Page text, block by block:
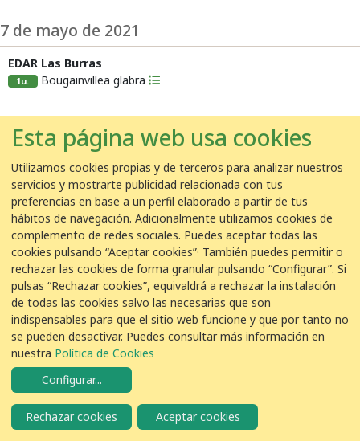
7 de mayo de 2021
EDAR Las Burras
1u. Bougainvillea glabra
© VEOLIA Avíso legal Política de Privacidad Política de Cookies
Esta página web usa cookies
Utilizamos cookies propias y de terceros para analizar nuestros
servicios y mostrarte publicidad relacionada con tus
preferencias en base a un perfil elaborado a partir de tus
hábitos de navegación. Adicionalmente utilizamos cookies de
complemento de redes sociales. Puedes aceptar todas las
cookies pulsando “Aceptar cookies”· También puedes permitir o
rechazar las cookies de forma granular pulsando “Configurar”. Si
pulsas “Rechazar cookies”, equivaldrá a rechazar la instalación
de todas las cookies salvo las necesarias que son
indispensables para que el sitio web funcione y que por tanto no
se pueden desactivar. Puedes consultar más información en
nuestra Política de Cookies
Configurar...
Rechazar cookies Aceptar cookies